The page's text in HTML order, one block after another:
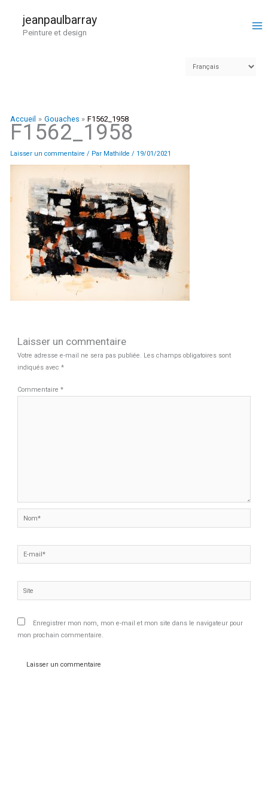
contenu
jeanpaulbarray
Peinture et design
Accueil Gouaches F1562_1958
F1562_1958
Laisser un commentaire / Par Mathilde / 19/01/2021
Laisser un commentaire
Votre adresse e-mail ne sera pas publiée. Les champs obligatoires sont
indiqués avec*
Commentaire*
mail*
Enregistrer mon nom, mon e-mail et mon site dans le navigateur pour
mon prochain commentaire.